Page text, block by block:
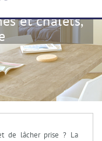
et chalets,
de lâcher prise ? La